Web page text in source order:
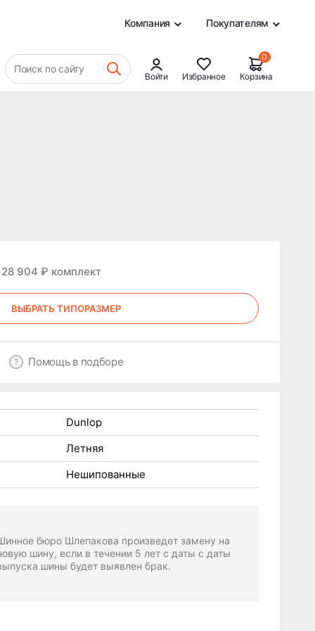
Компания Покупателям
Поиск по сайту
Войти Избранное
0
Корзина
28 904 ₽ комплект
ВЫБРАТЬ ТИПОРАЗМЕР
Помощь в подборе
Dunlop
Летняя
Нешипованные
бюро Шлепакова произведет замену на
шину, если в течении 5 лет с даты с даты
шины будет выявлен брак.